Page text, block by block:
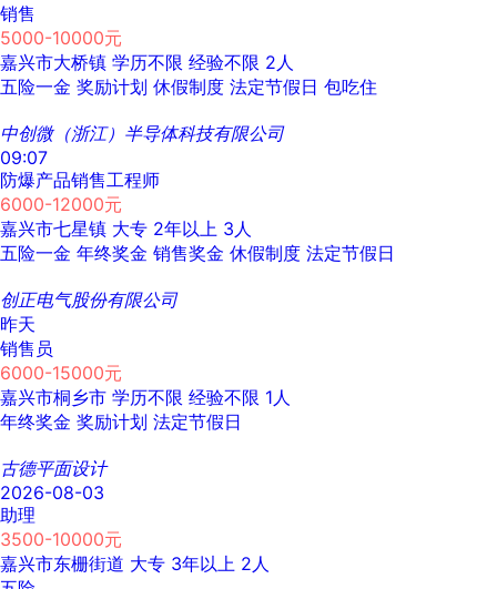
销售
5000-10000元
嘉兴市大桥镇 学历不限 经验不限 2人
五险一金 奖励计划 休假制度 法定节假日 包吃住
中创微（浙江）半导体科技有限公司
09:07
防爆产品销售工程师
6000-12000元
嘉兴市七星镇 大专 2年以上 3人
五险一金 年终奖金 销售奖金 休假制度 法定节假日
创正电气股份有限公司
昨天
销售员
6000-15000元
嘉兴市桐乡市 学历不限 经验不限 1人
年终奖金 奖励计划 法定节假日
古德平面设计
2026-08-03
助理
3500-10000元
嘉兴市东栅街道 大专 3年以上 2人